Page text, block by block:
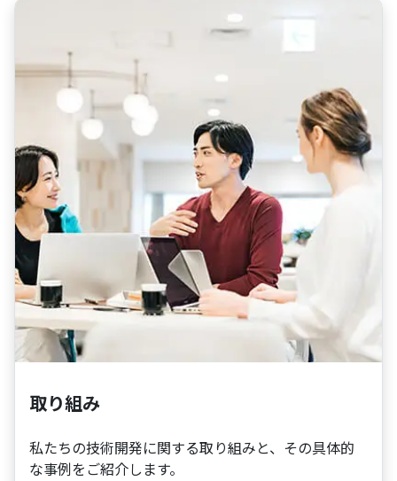
取り組み
私たちの技術開発に関する取り組みと、その具体的
な事例をご紹介します。